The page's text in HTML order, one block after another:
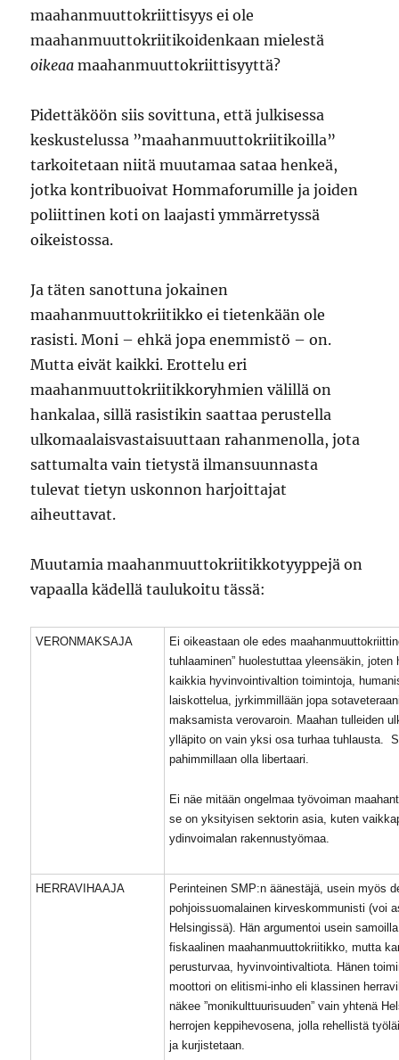
maahanmuuttokriittisyys ei ole
maahanmuuttokriitikoidenkaan mielestä
oikeaamaahanmuuttokriittisyyttä?
Pidettäköön siis sovittuna, että julkisessa
keskustelussa ”maahanmuuttokriitikoilla”
tarkoitetaan niitä muutamaa sataa henkeä,
jotka kontribuoivat Hommaforumille ja joiden
poliittinen koti on laajasti ymmärretyssä
oikeistossa.
Ja täten sanottuna jokainen
maahanmuuttokriitikko ei tietenkään ole
rasisti. Moni – ehkä jopa enemmistö – on.
Mutta eivät kaikki. Erottelu eri
maahanmuuttokriitikkoryhmien välillä on
hankalaa, sillä rasistikin saattaa perustella
ulkomaalaisvastaisuuttaan rahanmenolla, jota
sattumalta vain tietystä ilmansuunnasta
tulevat tietyn uskonnon harjoittajat
aiheuttavat.
Muutamia maahanmuuttokriitikkotyyppejä on
vapaalla kädellä taulukoitu tässä:
VERONMAKSAJA
Ei oikeastaan ole edes
tuhlaaminen” huolestuttaa yleensäkin, joten
kaikkia hyvinvointivaltion toimintoja,
laiskottelua, jyrkimmillään jopa
maksamista verovaroin. Maahan tulleiden
ylläpito on vain yksi osa turhaa tuhlausta.
pahimmillaan olla libertaari.
Ei näe mitään ongelmaa työvoiman
se on yksityisen sektorin asia, kuten
ydinvoimalan rakennustyömaa.
HERRAVIHAAJA
Perinteinen SMP:n äänestäjä, usein myös
pohjoissuomalainen kirveskommunisti (voi
Helsingissä). Hän argumentoi usein
fiskaalinen maahanmuuttokriitikko, mutta
perusturvaa, hyvinvointivaltiota. Hänen
moottori on elitismi-inho eli klassinen
näkee ”monikulttuurisuuden” vain yhtenä
herrojen keppihevosena, jolla rehellistä
ja kurjistetaan.